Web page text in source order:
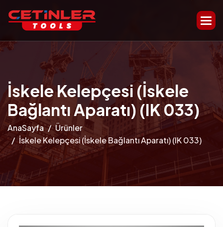
İskele Kelepçesi (İskele
Bağlantı Aparatı) (IK 033)
AnaSayfa
Ürünler
İskele Kelepçesi (İskele Bağlantı Aparatı) (IK 033)